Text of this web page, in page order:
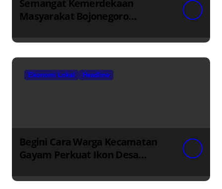
Semangat Kemerdekaan
Masyarakat Bojonegoro
Ekonomi Lokal Headline
Begini Cara Warga Kecamatan
Gayam Perkuat Ikon Desa
Melalui TPID